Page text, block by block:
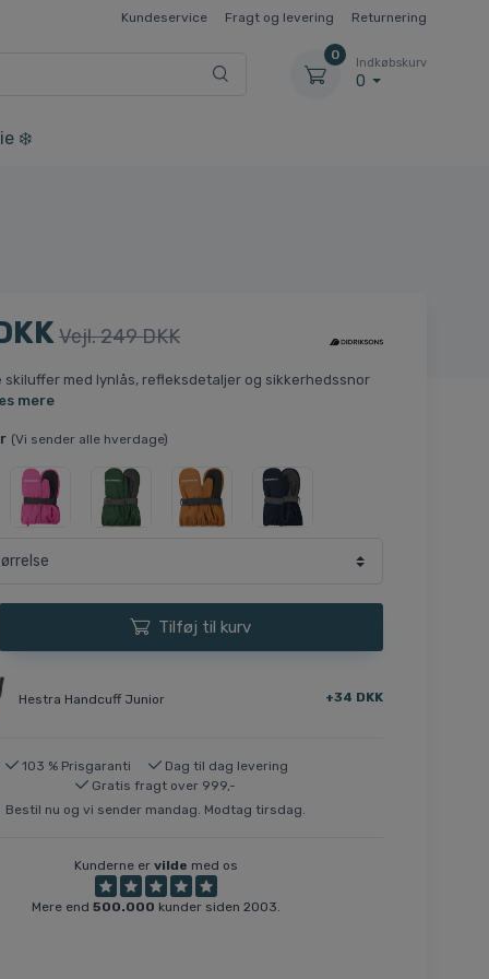
Kundeservice Fragt og levering Returnering
0
Indkøbskurv
0
❄️
Vejl. 249 DKK
med lynlås, refleksdetaljer og sikkerhedssnor
mere
(Vi sender alle hverdage)
Tilføj til kurv
Hestra Handcuff Junior +34 DKK
103 % Prisgaranti
Dag til dag levering
Gratis fragt over 999,-
Bestil nu og vi sender mandag. Modtag tirsdag.
Kunderne er vilde med os
Mere end 500.000 kunder siden 2003.